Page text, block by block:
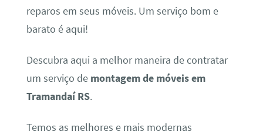
reparos em seus móveis. Um serviço bom e
barato é aqui!
Descubra aqui a melhor maneira de contratar
um serviço de montagem de móveis em
Tramandaí RS.
Temos as melhores e mais modernas